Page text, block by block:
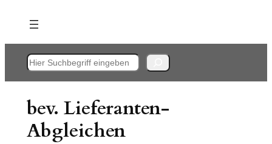
Inhalt
springen
Suchen
bev. Lieferanten-
Abgleichen